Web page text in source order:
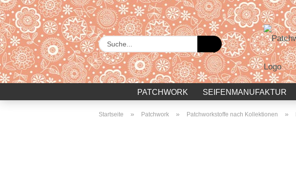
Suche...
PATCHWORK SEIFENMANUFAKTUR
Startseite » Patchwork » Patchworkstoffe nach Kollektionen »